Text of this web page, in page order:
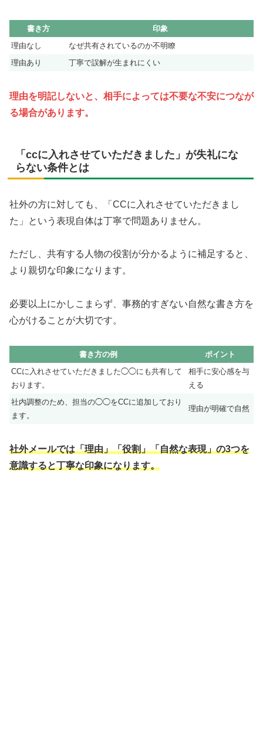
書き方
印象
理由なし
なぜ共有されているのか不明瞭
理由あり
丁寧で誤解が生まれにくい
理由を明記しないと、相手によっては不要な不安につなが
る場合があります。
「ccに入れさせていただきました」が失礼にな
らない条件とは
社外の方に対しても、「CCに入れさせていただきまし
た」という表現自体は丁寧で問題ありません。
ただし、共有する人物の役割が分かるように補足すると、
より親切な印象になります。
必要以上にかしこまらず、事務的すぎない自然な書き方を
心がけることが大切です。
書き方の例
ポイント
CCに入れさせていただきました◯◯にも共有して
おります。
相手に安心感を与
える
社内調整のため、担当の◯◯をCCに追加しており
ます。
理由が明確で自然
社外メールでは「理由」「役割」「自然な表現」の3つを
意識すると丁寧な印象になります。